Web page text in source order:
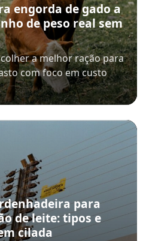
engorda de gado a
de peso real sem
a melhor ração para
com foco em custo
para
de leite: tipos e
cilada